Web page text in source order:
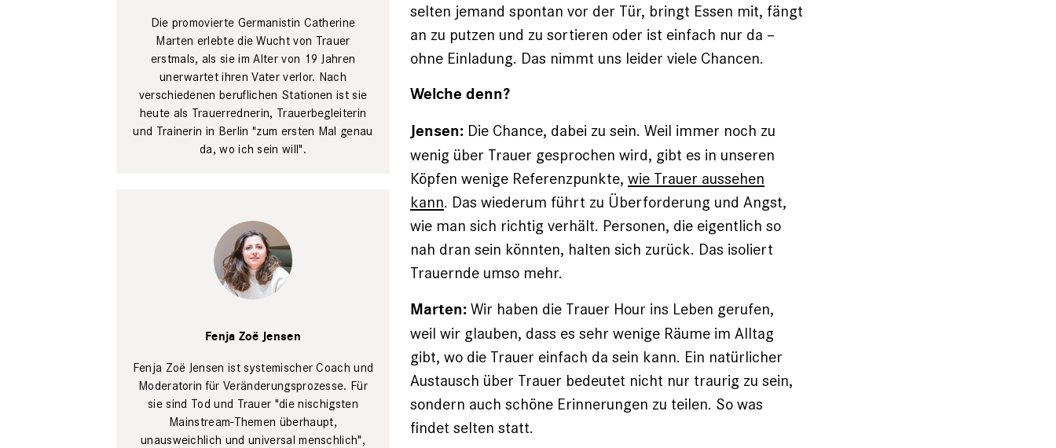
Die promovierte Germanistin Catherine
Marten erlebte die Wucht von Trauer
erstmals, als sie im Alter von 19 Jahren
unerwartet ihren Vater verlor. Nach
verschiedenen beruflichen Stationen ist sie
heute als Trauerrednerin, Trauerbegleiterin
und Trainerin in Berlin "zum ersten Mal genau
da, wo ich sein will".
Fenja Zoë Jensen
Fenja Zoë Jensen ist systemischer Coach und
Moderatorin für Veränderungsprozesse. Für
sie sind Tod und Trauer "die nischigsten
Mainstream-Themen überhaupt,
unausweichlich und universal menschlich",
selten jemand spontan vor der Tür, bringt Essen mit, fängt
an zu putzen und zu sortieren oder ist einfach nur da –
ohne Einladung. Das nimmt uns leider viele Chancen.
Welche denn?
Jensen: Die Chance, dabei zu sein. Weil immer noch zu
wenig über Trauer gesprochen wird, gibt es in unseren
Köpfen wenige Referenzpunkte, wie Trauer aussehen
kann. Das wiederum führt zu Überforderung und Angst,
wie man sich richtig verhält. Personen, die eigentlich so
nah dran sein könnten, halten sich zurück. Das isoliert
Trauernde umso mehr.
Marten:Wir haben die Trauer Hour ins Leben gerufen,
weil wir glauben, dass es sehr wenige Räume im Alltag
gibt, wo die Trauer einfach da sein kann. Ein natürlicher
Austausch über Trauer bedeutet nicht nur traurig zu sein,
sondern auch schöne Erinnerungen zu teilen. So was
findet selten statt.